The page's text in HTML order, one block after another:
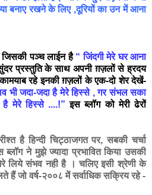
बनाए रखने के लिए ,दूरियों का उन में आना
पञ्च लाईन है “ जिंदगी मेरे घर आना
प्रस्तुति के साथ अपनी ग़ज़लों से ह्रदय
कामयाब रहे इनकी ग़ज़लों के एक-दो शेर देखें-
भी जदा-जदा है मेरे हिस्से , गर संभल सका
मेरे हिस्से ....!” इस ब्लॉग को मेरी ढेरों
है हिन्दी चिट्ठाजगत पर, सबकी चर्चा
ने मुझे ज्यादा प्रभावित किया उसकी
लिये संभव नही है । चलिए इसी श्रेणी के
हैं जो वर्ष-२००८ में सर्वाधिक सक्रिय रहे -